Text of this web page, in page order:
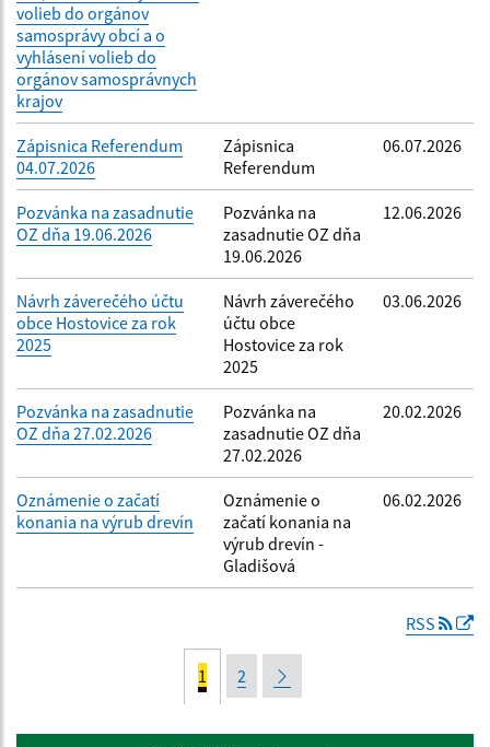
volieb do orgánov
samosprávy obcí a o
vyhlásení volieb do
orgánov samosprávnych
krajov
Zápisnica Referendum
04.07.2026
Zápisnica
Referendum
06.07.2026
Pozvánka na zasadnutie
OZ dňa 19.06.2026
Pozvánka na
zasadnutie OZ dňa
19.06.2026
12.06.2026
Návrh záverečého účtu
obce Hostovice za rok
2025
Návrh záverečého
účtu obce
Hostovice za rok
2025
03.06.2026
Pozvánka na zasadnutie
OZ dňa 27.02.2026
Pozvánka na
zasadnutie OZ dňa
27.02.2026
20.02.2026
Oznámenie o začatí
konania na výrub drevín
Oznámenie o
začatí konania na
výrub drevín -
Gladišová
06.02.2026
RSS
1 2